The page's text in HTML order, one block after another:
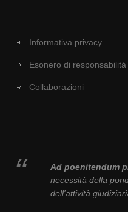
Informativa privacy
Esonero di responsabilità
Collaborazioni
Ad poenitendum
necessità della
dell'attività